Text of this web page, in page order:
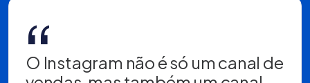
“
O Instagram não é só um canal de